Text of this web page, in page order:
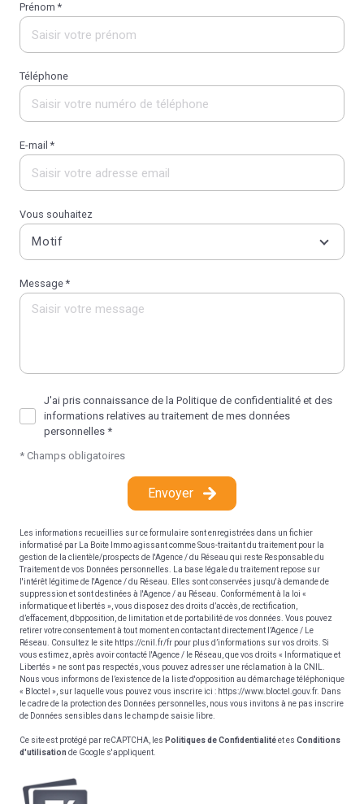
Prénom *
Téléphone
E-mail *
Vous souhaitez
Motif
Message *
J'ai pris connaissance de la Politique de confidentialité et des
informations relatives au traitement de mes données
personnelles *
* Champs obligatoires
Envoyer
Les informations recueillies sur ce formulaire sont enregistrées dans un fichier
informatisé par La Boite Immo agissant comme Sous-traitant du traitement pour la
gestion de la clientèle/prospects de l'Agence / du Réseau qui reste Responsable du
Traitement de vos Données personnelles. La base légale du traitement repose sur
l'intérêt légitime de l'Agence / du Réseau. Elles sont conservées jusqu'à demande de
suppression et sont destinées à l'Agence / au Réseau. Conformément à la loi «
informatique et libertés », vous disposez des droits d’accès, de rectification,
d’effacement, d’opposition, de limitation et de portabilité de vos données. Vous pouvez
retirer votre consentement à tout moment en contactant directement l’Agence / Le
Réseau. Consultez le site https://cnil.fr/fr pour plus d’informations sur vos droits. Si
vous estimez, après avoir contacté l'Agence / le Réseau, que vos droits « Informatique et
Libertés » ne sont pas respectés, vous pouvez adresser une réclamation à la CNIL.
Nous vous informons de l’existence de la liste d'opposition au démarchage téléphonique
« Bloctel », sur laquelle vous pouvez vous inscrire ici : https://www.bloctel.gouv.fr. Dans
le cadre de la protection des Données personnelles, nous vous invitons à ne pas inscrire
de Données sensibles dans le champ de saisie libre.
Ce site est protégé par reCAPTCHA, les Politiques de Confidentialitéet es Conditions
d'utilisation de Google s'appliquent.